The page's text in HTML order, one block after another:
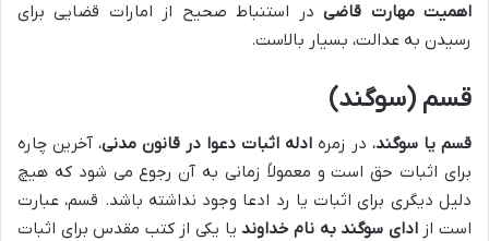
اهمیت مهارت قاضیدر استنباط صحیح از امارات قضایی برای
رسیدن به عدالت، بسیار بالاست.
قسم (سوگند)
قسم یا سوگند، در زمره ادله اثبات دعوا در قانون مدنی، آخرین چاره
برای اثبات حق است و معمولاً زمانی به آن رجوع می شود که هیچ
دلیل دیگری برای اثبات یا رد ادعا وجود نداشته باشد. قسم، عبارت
است ازادای سوگند به نام خداوندیا یکی از کتب مقدس برای اثبات